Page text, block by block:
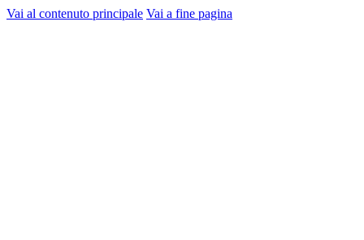
Vai al contenuto principale Vai a fine pagina